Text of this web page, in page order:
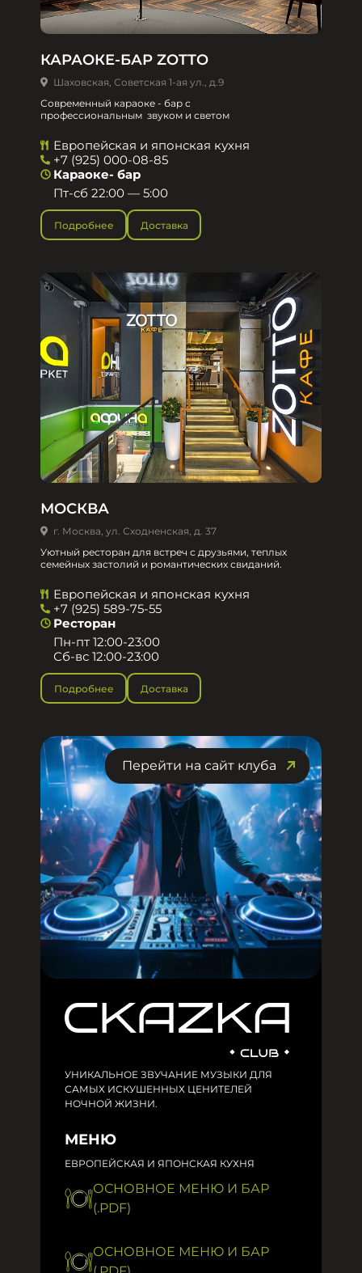
КАРАОКЕ-БАР ZOTTO
Шаховская, Советская 1-ая ул., д.9
Современный караоке - бар с
профессиональным звуком и светом
Европейская и японская кухня
+7 (925) 000-08-85
Караоке- бар
Пт-сб 22:00 — 5:00
Подробнее Доставка
МОСКВА
г. Москва, ул. Сходненская, д. 37
Уютный ресторан для встреч с друзьями, теплых
семейных застолий и романтических свиданий.
Европейская и японская кухня
+7 (925) 589-75-55
Ресторан
Пн-пт 12:00-23:00
Сб-вс 12:00-23:00
Подробнее Доставка
Перейти на сайт клуба
УНИКАЛЬНОЕ ЗВУЧАНИЕ МУЗЫКИ ДЛЯ
САМЫХ ИСКУШЕННЫХ ЦЕНИТЕЛЕЙ
НОЧНОЙ ЖИЗНИ.
МЕНЮ
ЕВРОПЕЙСКАЯ И ЯПОНСКАЯ КУХНЯ
ОСНОВНОЕ МЕНЮ И БАР
(.PDF)
ОСНОВНОЕ МЕНЮ И БАР